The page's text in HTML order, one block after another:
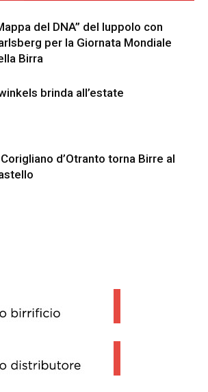
del DNA” del luppolo con
per la Giornata Mondiale
Birra
brinda all’estate
d’Otranto torna Birre al